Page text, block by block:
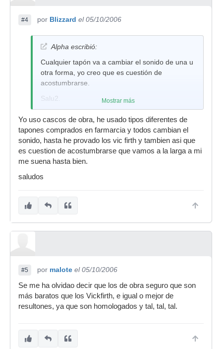
#4 por Blizzard el 05/10/2006
Alpha escribió:
Cualquier tapón va a cambiar el sonido de una u
otra forma, yo creo que es cuestión de
acostumbrarse.
Salu2.
Mostrar más
Yo uso cascos de obra, he usado tipos diferentes de
tapones comprados en farmarcia y todos cambian el
sonido, hasta he provado los vic firth y tambien asi que
es cuestion de acostumbrarse que vamos a la larga a mi
me suena hasta bien.
saludos
#5 por malote el 05/10/2006
Se me ha olvidao decir que los de obra seguro que son
más baratos que los Vickfirth, e igual o mejor de
resultones, ya que son homologados y tal, tal, tal.